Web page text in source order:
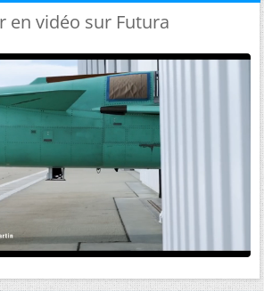
en vidéo sur Futura